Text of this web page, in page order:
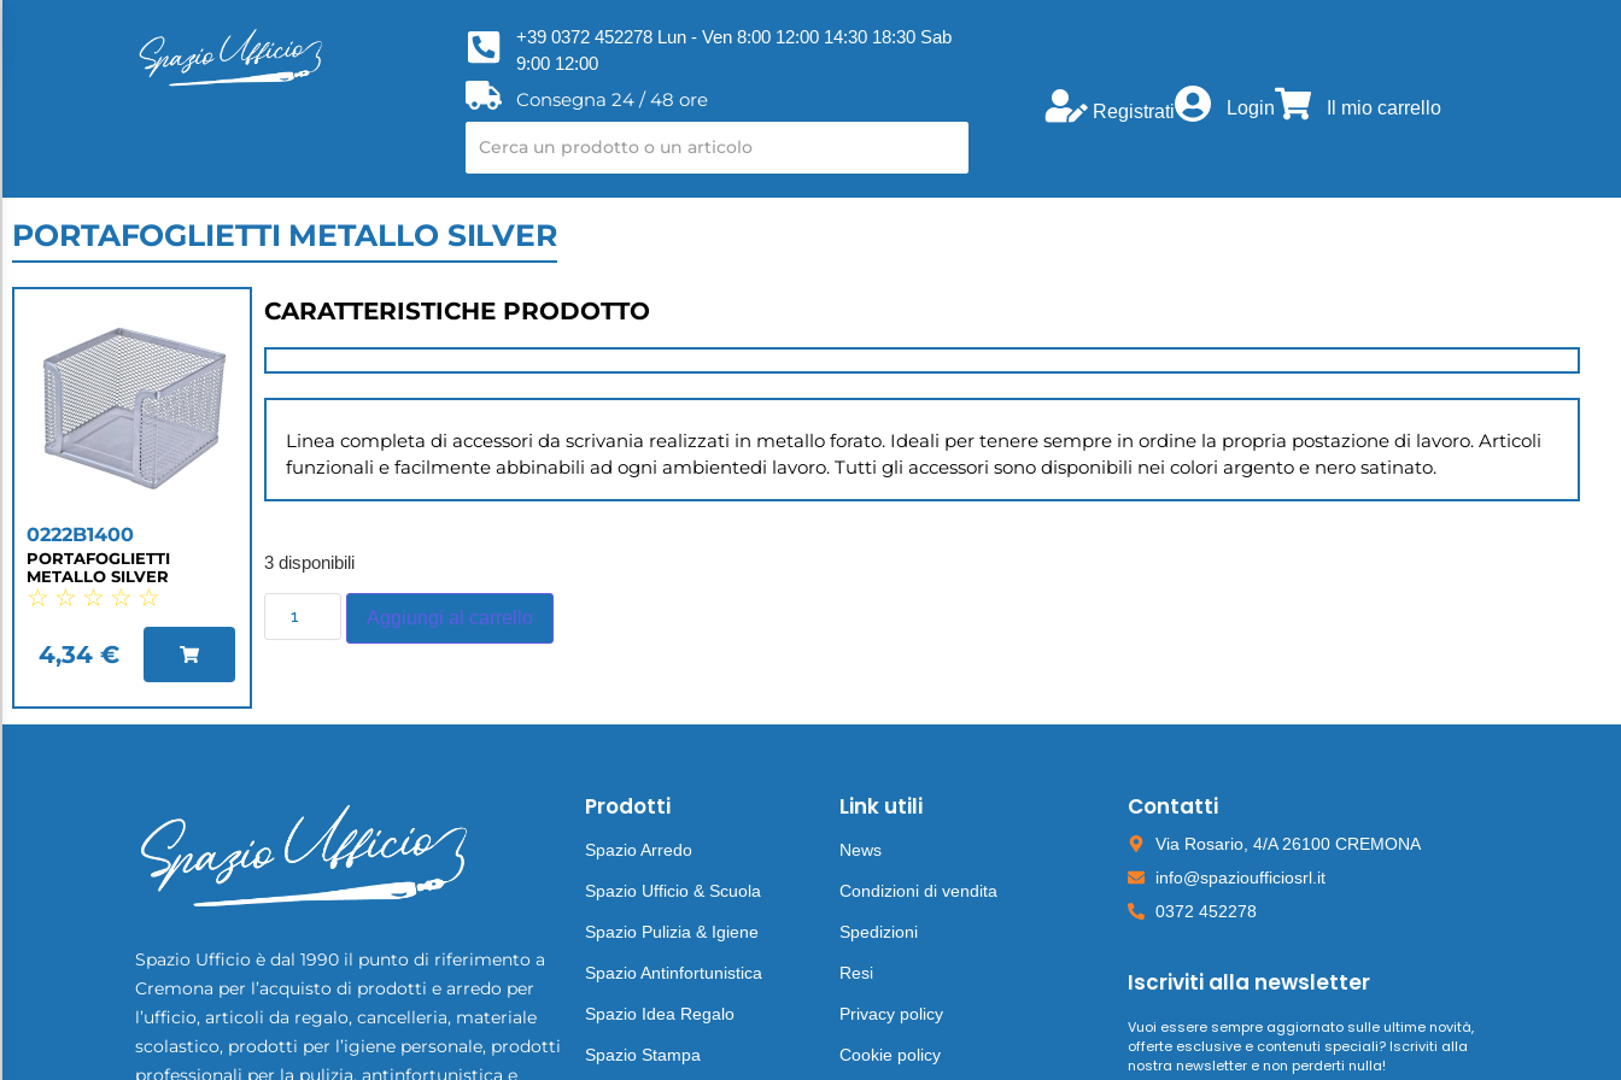
+39 0372 452278 Lun - Ven 8:00 12:00 14:30 18:30 Sab
9:00 12:00
Consegna 24 / 48 ore
Registrati Login Il mio carrello
PORTAFOGLIETTI METALLO SILVER
0222B1400
PORTAFOGLIETTI
METALLO SILVER
☆ ☆ ☆ ☆ ☆
4,34 €
CARATTERISTICHE PRODOTTO
Linea completa di accessori da scrivania realizzati in metallo forato. Ideali per tenere sempre in ordine la propria postazione di lavoro. Articoli
funzionali e facilmente abbinabili ad ogni ambientedi lavoro. Tutti gli accessori sono disponibili nei colori argento e nero satinato.
3 disponibili
Aggiungi al carrello
Spazio Ufficio è dal 1990 il punto di riferimento a
Cremona per l’acquisto di prodotti e arredo per
l’ufficio, articoli da regalo, cancelleria, materiale
scolastico, prodotti per l’igiene personale, prodotti
professionali per la pulizia, antinfortunistica e
Prodotti
Spazio Arredo
Spazio Ufficio & Scuola
Spazio Pulizia & Igiene
Spazio Antinfortunistica
Spazio Idea Regalo
Spazio Stampa
Link utili
News
Condizioni di vendita
Spedizioni
Resi
Privacy policy
Cookie policy
Contatti
Via Rosario, 4/A 26100 CREMONA
info@spazioufficiosrl.it
0372 452278
Iscriviti alla newsletter
Vuoi essere sempre aggiornato sulle ultime novità,
offerte esclusive e contenuti speciali? Iscriviti alla
nostra newsletter e non perderti nulla!